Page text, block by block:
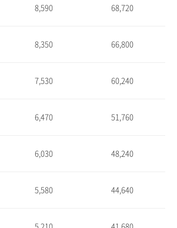
8,590 68,720
8,350 66,800
7,530 60,240
6,470 51,760
6,030 48,240
5,580 44,640